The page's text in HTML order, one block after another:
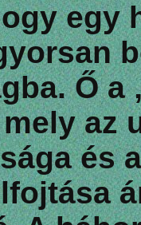
egy
Ő
az
és